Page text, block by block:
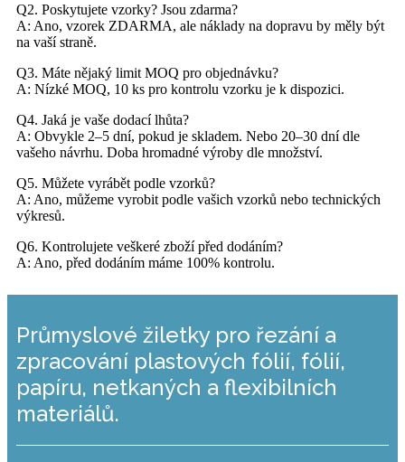
Q2. Poskytujete vzorky? Jsou zdarma?
A: Ano, vzorek ZDARMA, ale náklady na dopravu by měly být
na vaší straně.
Q3. Máte nějaký limit MOQ pro objednávku?
A: Nízké MOQ, 10 ks pro kontrolu vzorku je k dispozici.
Q4. Jaká je vaše dodací lhůta?
A: Obvykle 2–5 dní, pokud je skladem. Nebo 20–30 dní dle
vašeho návrhu. Doba hromadné výroby dle množství.
Q5. Můžete vyrábět podle vzorků?
A: Ano, můžeme vyrobit podle vašich vzorků nebo technických
výkresů.
Q6. Kontrolujete veškeré zboží před dodáním?
A: Ano, před dodáním máme 100% kontrolu.
Průmyslové žiletky pro řezání a
zpracování plastových fólií, fólií,
papíru, netkaných a flexibilních
materiálů.